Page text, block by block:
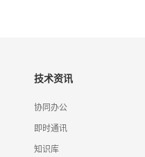
技术资讯
协同办公
即时通讯
知识库